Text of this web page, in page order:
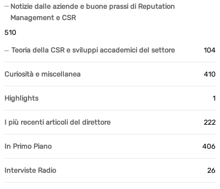
Notizie dalle aziende e buone prassi di Reputation
Management e CSR
510
Teoria della CSR e sviluppi accademici del settore 104
Curiosità e miscellanea 410
Highlights 1
I più recenti articoli del direttore 222
In Primo Piano 406
Interviste Radio 26